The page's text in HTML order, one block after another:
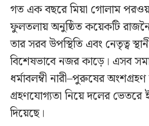
গত এক বছরে মিয়া গোলাম
ফুলতলায় অনুষ্ঠিত কয়েকটি
তার সরব উপস্থিতি এবং নেতৃত্ব
বিশেষভাবে নজর কাড়ে। এসব
ধর্মাবলম্বী নারী–পুরুষের
গ্রহণযোগ্যতা নিয়ে দলের ভেতরে
দিয়েছে।